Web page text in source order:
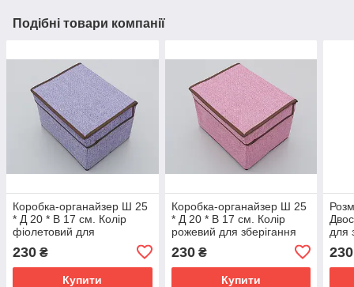
Подібні товари компанії
Коробка-органайзер Ш 25
* Д 20 * В 17 см. Колір
фіолетовий для
або невеликих предметів
230 ₴
Купити
Коробка-органайзер Ш 25
* Д 20 * В 17 см. Колір
рожевий для зберігання
невеликих предметів
230₴
Купити
для
230